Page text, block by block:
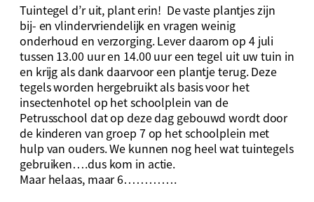
Tuintegel d’r uit, plant erin! De vaste plantjes zijn
bij- en vlindervriendelijk en vragen weinig
onderhoud en verzorging. Lever daarom op 4 juli
tussen 13.00 uur en 14.00 uur een tegel uit uw tuin in
en krijg als dank daarvoor een plantje terug. Deze
tegels worden hergebruikt als basis voor het
insectenhotel op het schoolplein van de
Petrusschool dat op deze dag gebouwd wordt door
de kinderen van groep 7 op het schoolplein met
hulp van ouders. We kunnen nog heel wat tuintegels
gebruiken….dus kom in actie.
Maar helaas, maar 6………….